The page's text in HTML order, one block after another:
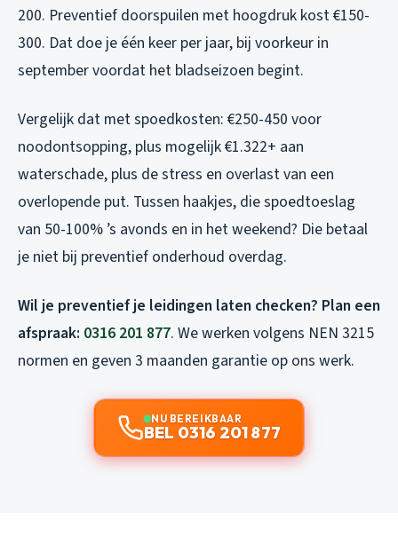
200. Preventief doorspuilen met hoogdruk kost €150-
300. Dat doe je één keer per jaar, bij voorkeur in
september voordat het bladseizoen begint.
Vergelijk dat met spoedkosten: €250-450 voor
noodontsopping, plus mogelijk €1.322+ aan
waterschade, plus de stress en overlast van een
overlopende put. Tussen haakjes, die spoedtoeslag
van 50-100% ’s avonds en in het weekend? Die betaal
je niet bij preventief onderhoud overdag.
Wil je preventief je leidingen laten checken? Plan een
afspraak: 0316 201 877. We werken volgens NEN 3215
normen en geven 3 maanden garantie op ons werk.
NU BEREIKBAAR
BEL 0316 201 877